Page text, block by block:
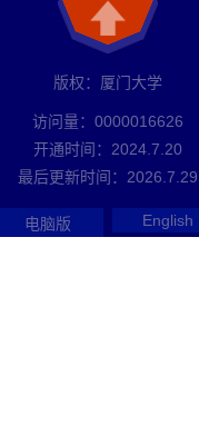
版权：厦门大学
访问量： 0000016626
开通时间： 2024.7.20
最后更新时间： 2026.7.29
电脑版 English